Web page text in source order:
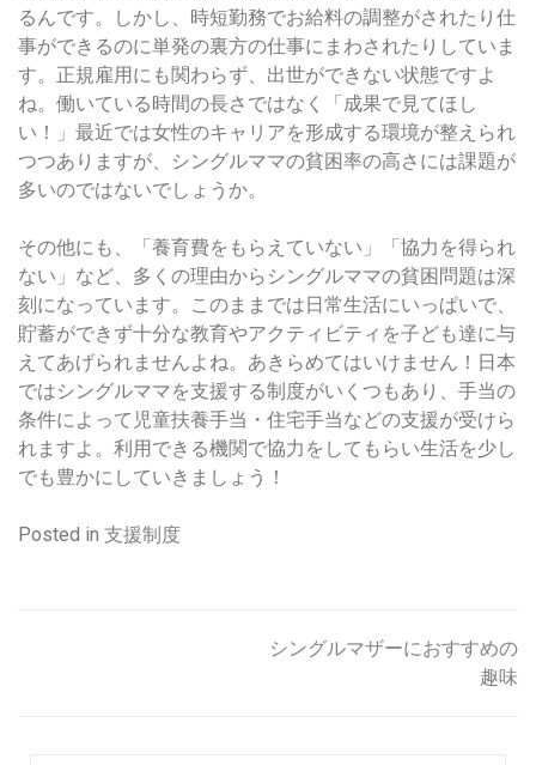
るんです。しかし、時短勤務でお給料の調整がされたり仕
事ができるのに単発の裏方の仕事にまわされたりしていま
す。正規雇用にも関わらず、出世ができない状態ですよ
ね。働いている時間の長さではなく「成果で見てほし
い！」最近では女性のキャリアを形成する環境が整えられ
つつありますが、シングルママの貧困率の高さには課題が
多いのではないでしょうか。
その他にも、「養育費をもらえていない」「協力を得られ
ない」など、多くの理由からシングルママの貧困問題は深
刻になっています。このままでは日常生活にいっぱいで、
貯蓄ができず十分な教育やアクティビティを子ども達に与
えてあげられませんよね。あきらめてはいけません！日本
ではシングルママを支援する制度がいくつもあり、手当の
条件によって児童扶養手当・住宅手当などの支援が受けら
れますよ。利用できる機関で協力をしてもらい生活を少し
でも豊かにしていきましょう！
Posted in 支援制度
シングルマザーにおすすめの
趣味